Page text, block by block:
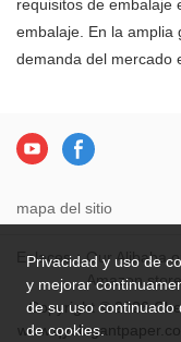
requisitos de embalaje
embalaje. En la amplia
demanda del mercado
mapa del sitio
Enlaces：Our Alibaba
Amazon store
Copyright © 2026
Privacidad y uso de
y mejorar
de su uso continuado
de cookies.